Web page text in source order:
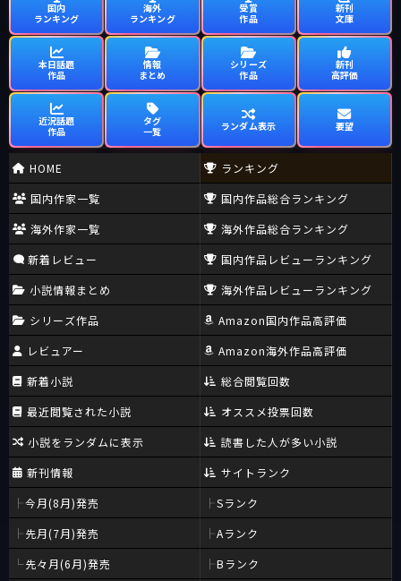
国内
ランキング
海外
ランキング
受賞
作品
新刊
文庫
本日話題
作品
情報
まとめ
シリーズ
作品
新刊
高評価
近況話題
作品
タグ
一覧
ランダム表示 要望
HOME
国内作家一覧
海外作家一覧
新着レビュー
小説情報まとめ
シリーズ作品
レビュアー
新着小説
最近閲覧された小説
小説をランダムに表示
新刊情報
今月(8月)発売
先月(7月)発売
先々月(6月)発売
ランキング
国内作品総合ランキング
海外作品総合ランキング
国内作品レビューランキング
海外作品レビューランキング
Amazon国内作品高評価
Amazon海外作品高評価
総合閲覧回数
オススメ投票回数
読書した人が多い小説
サイトランク
Sランク
Aランク
Bランク